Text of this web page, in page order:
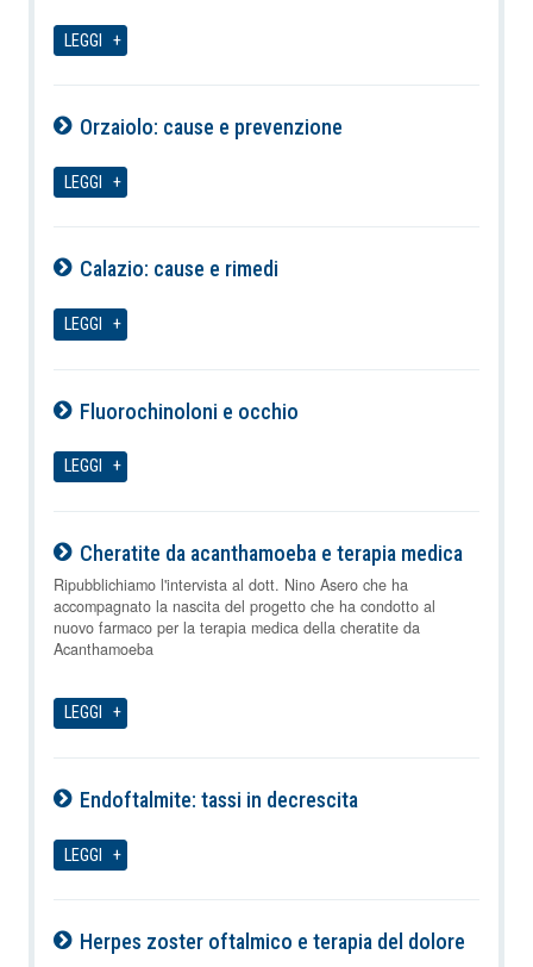
LEGGI
Orzaiolo: cause e prevenzione
LEGGI
Calazio: cause e rimedi
LEGGI
Fluorochinoloni e occhio
LEGGI
Cheratite da acanthamoeba e terapia medica
10-08-2026
Ripubblichiamo l'intervista al dott. Nino Asero che ha
accompagnato la nascita del progetto che ha condotto al
nuovo farmaco per la terapia medica della cheratite da
Acanthamoeba
LEGGI
Endoftalmite: tassi in decrescita
LEGGI
Herpes zoster oftalmico e terapia del dolore